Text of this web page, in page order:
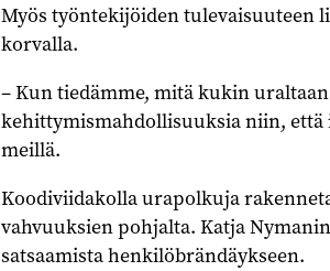
Myös työntekijöiden tulevaisuuteen
korvalla.
– Kun tiedämme, mitä kukin
kehittymismahdollisuuksia niin, että
meillä.
Koodiviidakolla urapolkuja
vahvuuksien pohjalta. Katja
satsaamista henkilöbrändäykseen.